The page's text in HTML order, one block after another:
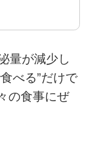
量が減少し
べる”だけで
の食事にぜ